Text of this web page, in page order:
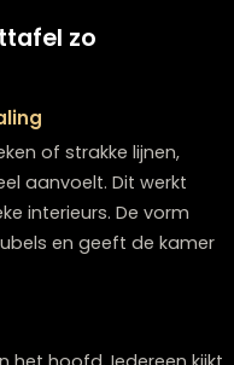
middelpunt
zo
of strakke lijnen,
aanvoelt. Dit
interieurs. De